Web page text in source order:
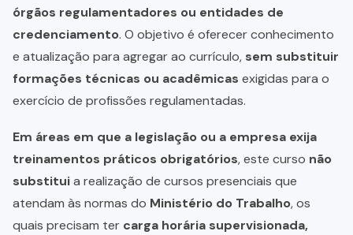
órgãos regulamentadores ou entidades de
credenciamento. O objetivo é oferecer conhecimento
e atualização para agregar ao currículo, sem substituir
formações técnicas ou acadêmicas exigidas para o
exercício de profissões regulamentadas.
Em áreas em que a legislação ou a empresa exija
treinamentos práticos obrigatórios, este curso não
substituia realização de cursos presenciais que
atendam às normas do Ministério do Trabalho, os
quais precisam ter carga horária supervisionada,